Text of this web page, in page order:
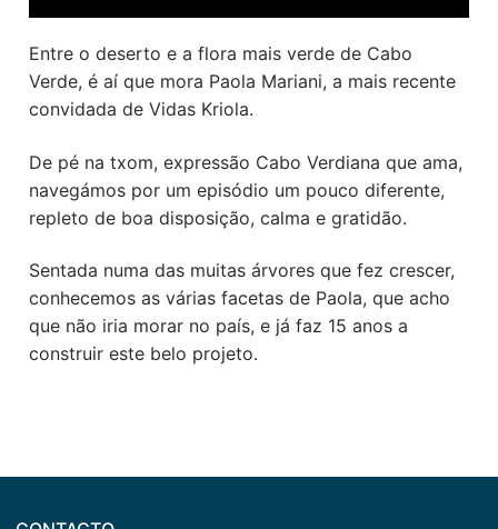
História
NÔS SABOR
TRINTEA
SPIRIT
Entre o deserto e a flora mais verde de Cabo
Verde, é aí que mora Paola Mariani, a mais recente
convidada de Vidas Kriola.
De pé na txom, expressão Cabo Verdiana que ama,
navegámos por um episódio um pouco diferente,
repleto de boa disposição, calma e gratidão.
Sentada numa das muitas árvores que fez crescer,
conhecemos as várias facetas de Paola, que acho
que não iria morar no país, e já faz 15 anos a
construir este belo projeto.